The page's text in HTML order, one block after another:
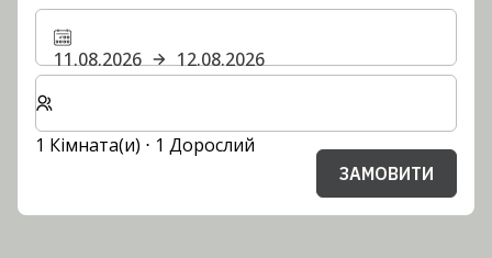
11.08.2026
12.08.2026
Виберіть кількість кімнат та гостей для вашого
1 Кімната(и) ⋅ 1 Дорослий
ЗАМОВИТИ